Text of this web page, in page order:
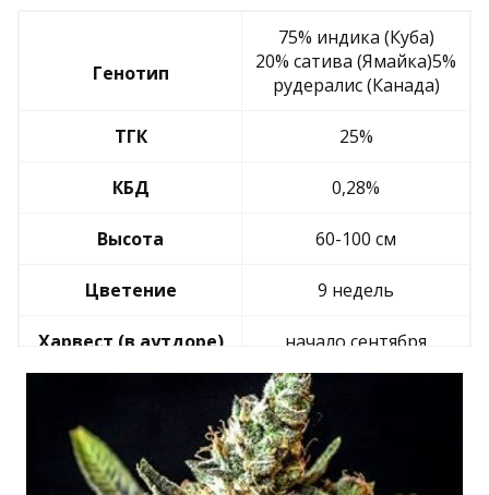
Генотип
75% индика (Куба)
20% сатива (Ямайка)5%
рудералис (Канада)
ТГК 25%
КБД 0,28%
Высота 60-100 см
Цветение 9 недель
Харвест (в аутдоре) начало сентября
200-400 г/м2